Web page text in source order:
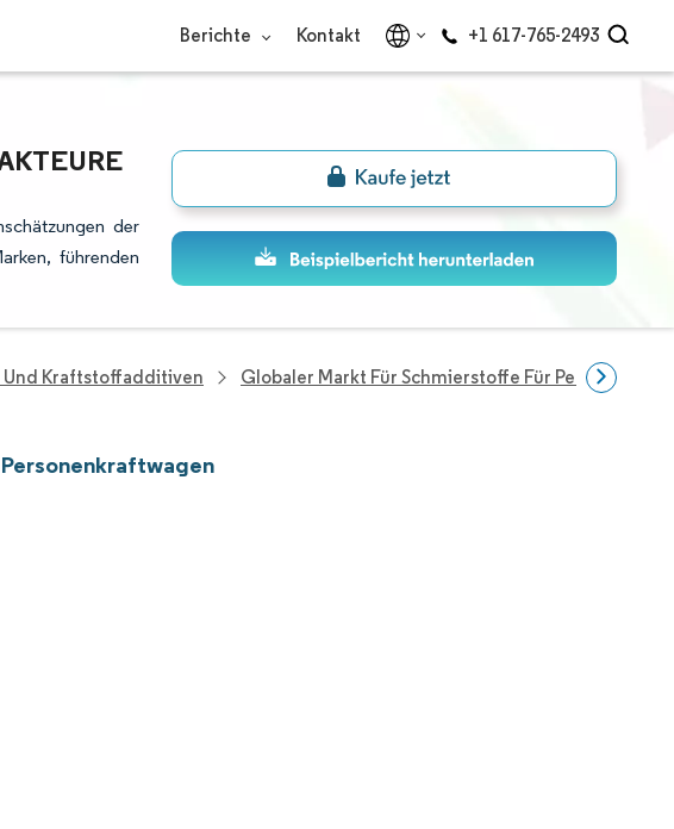
Berichte Kontakt +1 617-765-2493
der
führenden
Und Kraftstoffadditiven Globaler Markt Für Schmierstoffe Für